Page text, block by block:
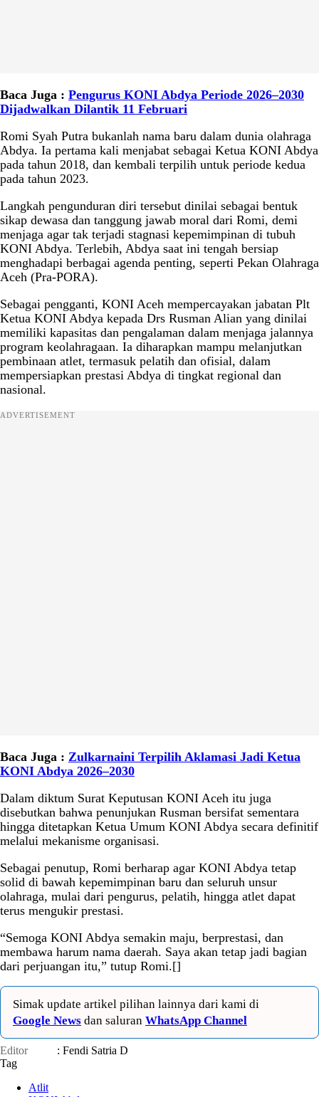
Baca Juga : Pengurus KONI Abdya Periode 2026–2030
Dijadwalkan Dilantik 11 Februari
Romi Syah Putra bukanlah nama baru dalam dunia olahraga
Abdya. Ia pertama kali menjabat sebagai Ketua KONI Abdya
pada tahun 2018, dan kembali terpilih untuk periode kedua
pada tahun 2023.
Langkah pengunduran diri tersebut dinilai sebagai bentuk
sikap dewasa dan tanggung jawab moral dari Romi, demi
menjaga agar tak terjadi stagnasi kepemimpinan di tubuh
KONI Abdya. Terlebih, Abdya saat ini tengah bersiap
menghadapi berbagai agenda penting, seperti Pekan Olahraga
Aceh (Pra-PORA).
Sebagai pengganti, KONI Aceh mempercayakan jabatan Plt
Ketua KONI Abdya kepada Drs Rusman Alian yang dinilai
memiliki kapasitas dan pengalaman dalam menjaga jalannya
program keolahragaan. Ia diharapkan mampu melanjutkan
pembinaan atlet, termasuk pelatih dan ofisial, dalam
mempersiapkan prestasi Abdya di tingkat regional dan
nasional.
ADVERTISEMENT
Baca Juga : Zulkarnaini Terpilih Aklamasi Jadi Ketua
KONI Abdya 2026–2030
Dalam diktum Surat Keputusan KONI Aceh itu juga
disebutkan bahwa penunjukan Rusman bersifat sementara
hingga ditetapkan Ketua Umum KONI Abdya secara definitif
melalui mekanisme organisasi.
Sebagai penutup, Romi berharap agar KONI Abdya tetap
solid di bawah kepemimpinan baru dan seluruh unsur
olahraga, mulai dari pengurus, pelatih, hingga atlet dapat
terus mengukir prestasi.
“Semoga KONI Abdya semakin maju, berprestasi, dan
membawa harum nama daerah. Saya akan tetap jadi bagian
dari perjuangan itu,” tutup Romi.[]
Simak update artikel pilihan lainnya dari kami di
Google News dan saluran WhatsApp Channel
Editor
: Fendi Satria D
Tag
Atlit